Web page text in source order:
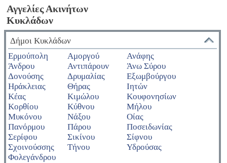
Αγγελίες Ακινήτων
Κυκλάδων
Δήμοι Κυκλάδων
Ερμούπολη
Αμοργού
Ανάφης
Άνδρου
Αντιπάρουv
Άνω Σύρου
Δονούσης
Δρυμαλίας
Εξωμβούργου
Ηράκλειας
Θήρας
Ιητών
Κέας
Κιμώλου
Κουφονησίων
Κορθίου
Κύθνου
Μήλου
Μυκόνου
Νάξου
Οίας
Πανόρμου
Πάρου
Ποσειδωνίας
Σερίφου
Σικίνου
Σίφνου
Σχοινούσσης
Τήνου
Υδρούσας
Φολεγάνδρου